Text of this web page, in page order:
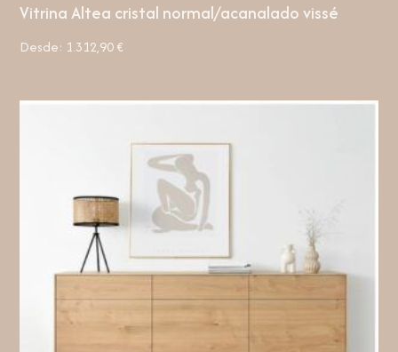
Vitrina Altea cristal normal/acanalado vissé
Desde: 1.312,90€